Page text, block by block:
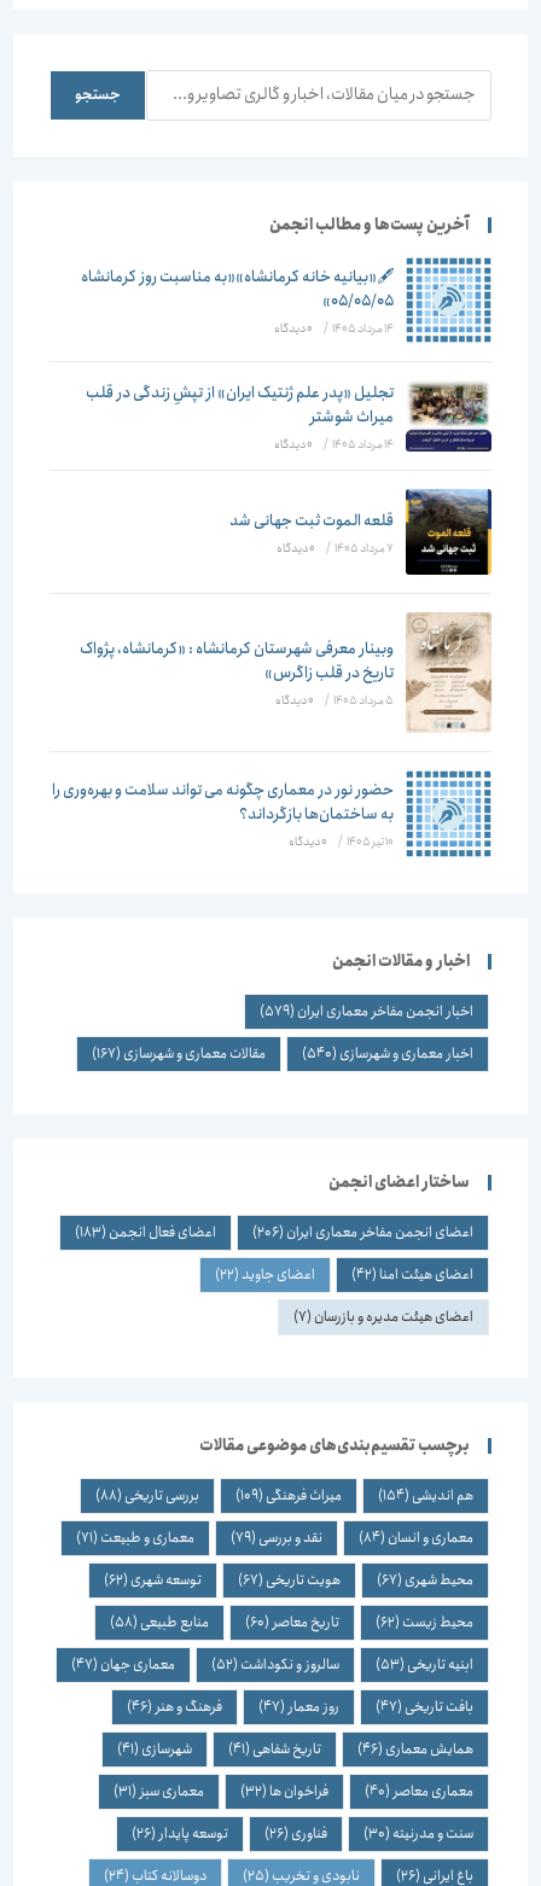
جستجو جستجو
آخرین پست‌ها و مطالب انجمن
🖋️«بیانیه خانه کرمانشاه»«به مناسبت روز کرمانشاه
۰۵/۰۵/۰۵»
14 مرداد 1405 / ۰ دیدگاه
تجلیل «پدر علم ژنتیک ایران» از تپشِ زندگی در قلب
میراث شوشتر
14 مرداد 1405 / ۰ دیدگاه
قلعه الموت ثبت جهانی شد
/ ۰ دیدگاه
وبینار معرفی شهرستان کرمانشاه : «کرمانشاه، پژواک
تاریخ در قلب زاگرس»
5 مرداد 1405 / ۰ دیدگاه
حضور نور در معماری چگونه می تواند سلامت و بهره‌وری را
به ساختمان‌ها بازگرداند؟
10 تیر 1405 / ۰ دیدگاه
اخبار و مقالات انجمن
اخبار انجمن مفاخر معماری ایران(579)
اخبار معماری و شهرسازی(540) مقالات معماری و شهرسازی(167)
ساختار اعضای انجمن
اعضای انجمن مفاخر معماری ایران(206) اعضای فعال انجمن(183)
اعضای هیئت امنا (42) اعضای جاوید(22)
اعضای هیئت مدیره و بازرسان(7)
برچسب تقسیم‌بندی‌های موضوعی مقالات
هم اندیشی(154) میراث فرهنگی(109) بررسی تاریخی(88)
معماری و انسان(84) نقد و بررسی(79) معماری و طبیعت(71)
محیط شهری(67) هویت تاریخی(67) توسعه شهری(62)
محیط زیست(62) تاریخ معاصر(60) منابع طبیعی(58)
ابنیه تاریخی(53) سالروز و نکوداشت(52) معماری جهان(47)
بافت تاریخی(47) روز معمار(47) فرهنگ و هنر(46)
همایش معماری(46) تاریخ شفاهی(41) شهرسازی(41)
معماری معاصر(40) فراخوان ها(32) معماری سبز(31)
سنت و مدرنیته(30) فناوری(26) توسعه پایدار(26)
باغ ایرانی(26) نابودی و تخریب(25) دوسالانه کتاب(24)